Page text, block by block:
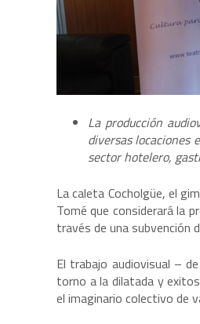
La producción
diversas locaciones
sector hotelero,
La caleta Cocholgüe, el
Tomé que considerará la
través de una subvención
El trabajo audiovisual –
torno a la dilatada y
el imaginario colectivo de